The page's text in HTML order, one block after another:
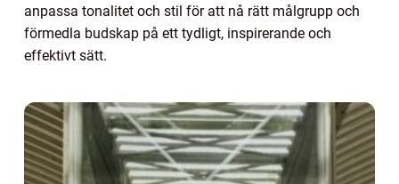
anpassa tonalitet och stil för att nå rätt målgrupp och
förmedla budskap på ett tydligt, inspirerande och
effektivt sätt.